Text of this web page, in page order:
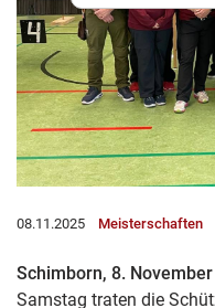
08.11.2025 Meisterschaften
Schimborn, 8.
Samstag traten die